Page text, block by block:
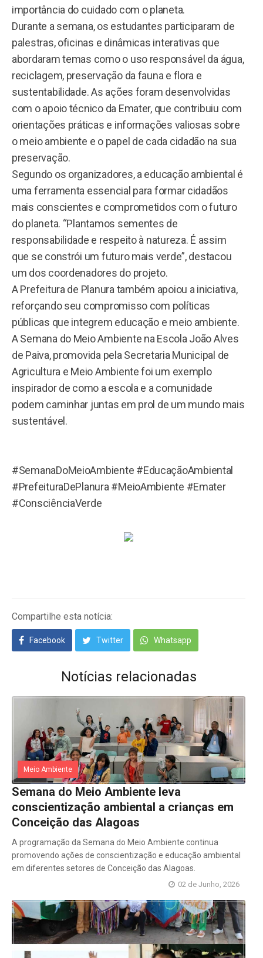
importância do cuidado com o planeta.
Durante a semana, os estudantes participaram de
palestras, oficinas e dinâmicas interativas que
abordaram temas como o uso responsável da água,
reciclagem, preservação da fauna e flora e
sustentabilidade. As ações foram desenvolvidas
com o apoio técnico da Emater, que contribuiu com
orientações práticas e informações valiosas sobre
o meio ambiente e o papel de cada cidadão na sua
preservação.
Segundo os organizadores, a educação ambiental é
uma ferramenta essencial para formar cidadãos
mais conscientes e comprometidos com o futuro
do planeta. “Plantamos sementes de
responsabilidade e respeito à natureza. É assim
que se constrói um futuro mais verde”, destacou
um dos coordenadores do projeto.
A Prefeitura de Planura também apoiou a iniciativa,
reforçando seu compromisso com políticas
públicas que integrem educação e meio ambiente.
A Semana do Meio Ambiente na Escola João Alves
de Paiva, promovida pela Secretaria Municipal de
Agricultura e Meio Ambiente foi um exemplo
inspirador de como a escola e a comunidade
podem caminhar juntas em prol de um mundo mais
sustentável.
#SemanaDoMeioAmbiente #EducaçãoAmbiental
#PrefeituraDePlanura #MeioAmbiente #Emater
#ConsciênciaVerde
Compartilhe esta notícia:
Facebook Twitter Whatsapp
Notícias relacionadas
Meio Ambiente
Semana do Meio Ambiente leva
conscientização ambiental a crianças em
Conceição das Alagoas
A programação da Semana do Meio Ambiente continua
promovendo ações de conscientização e educação ambiental
em diferentes setores de Conceição das Alagoas.
02 de Junho, 2026